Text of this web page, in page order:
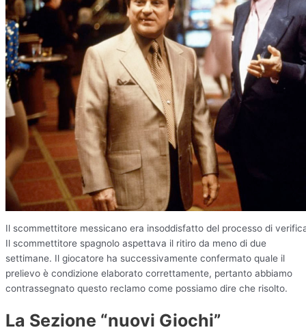
Il scommettitore messicano era insoddisfatto del processo di
Il scommettitore spagnolo aspettava il ritiro da meno di due
settimane. Il giocatore ha successivamente confermato quale il
prelievo è condizione elaborato correttamente, pertanto abbiamo
contrassegnato questo reclamo come possiamo dire che risolto.
La Sezione “nuovi Giochi”